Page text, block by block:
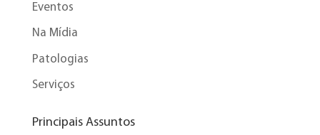
Eventos
Na Mídia
Patologias
Serviços
Principais Assuntos